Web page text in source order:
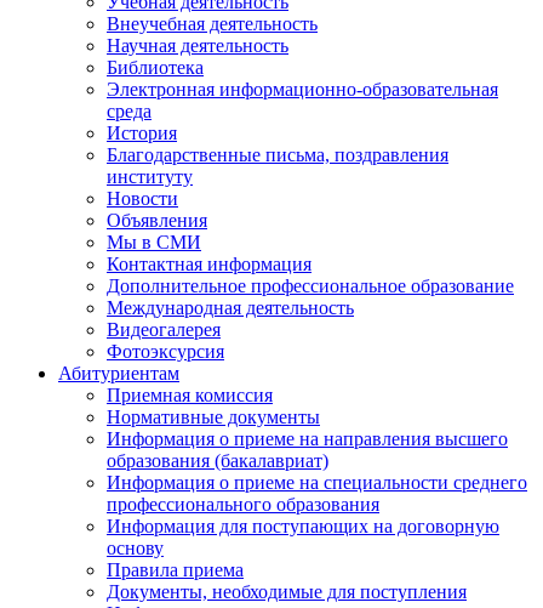
Внеучебная деятельность
Научная деятельность
Библиотека
Электронная информационно-образовательная
среда
История
Благодарственные письма, поздравления
институту
Новости
Объявления
Мы в СМИ
Контактная информация
Дополнительное профессиональное образование
Международная деятельность
Видеогалерея
Фотоэксурсия
Абитуриентам
Приемная комиссия
Нормативные документы
Информация о приеме на направления высшего
образования (бакалавриат)
Информация о приеме на специальности среднего
профессионального образования
Информация для поступающих на договорную
основу
Правила приема
Документы, необходимые для поступления